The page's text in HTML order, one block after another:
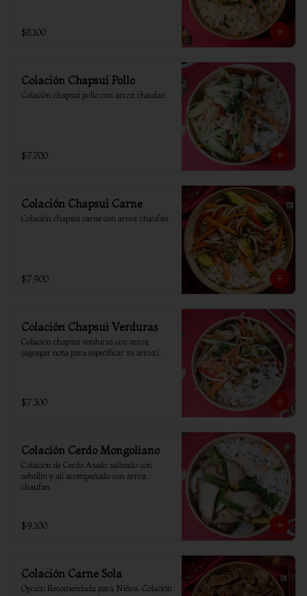
$8.100
Colación Chapsui Pollo
Colación chapsui pollo con arroz chaufan
$7.700
Colación Chapsui Carne
Colación chapsui carne con arroz chaufan
$7.900
Colación Chapsui Verduras
Colación chapsui verduras con arroz
(agregar nota para especificar su arroz).
$7.300
Colación Cerdo Mongoliano
Colación de Cerdo Asado salteado con
cebollín y ají acompañado con arroz
chaufan
$9.100
Colación Carne Sola
Opción Recomendada para Niños. Colación